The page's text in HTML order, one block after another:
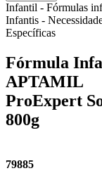
Infantil - Fórmulas
Infantis -
Específicas
Fórmula
APTAMIL
ProExpert
800g
79885